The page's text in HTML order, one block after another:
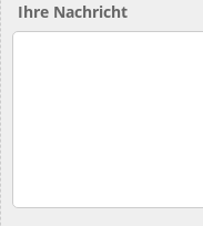
Ihre Nachricht